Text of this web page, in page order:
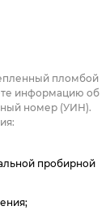
пломбой
информацию об
номер (УИН).
пробирной